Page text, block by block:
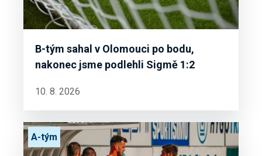
B-tým sahal v Olomouci po bodu,
nakonec jsme podlehli Sigmě 1:2
10. 8. 2026
A-tým